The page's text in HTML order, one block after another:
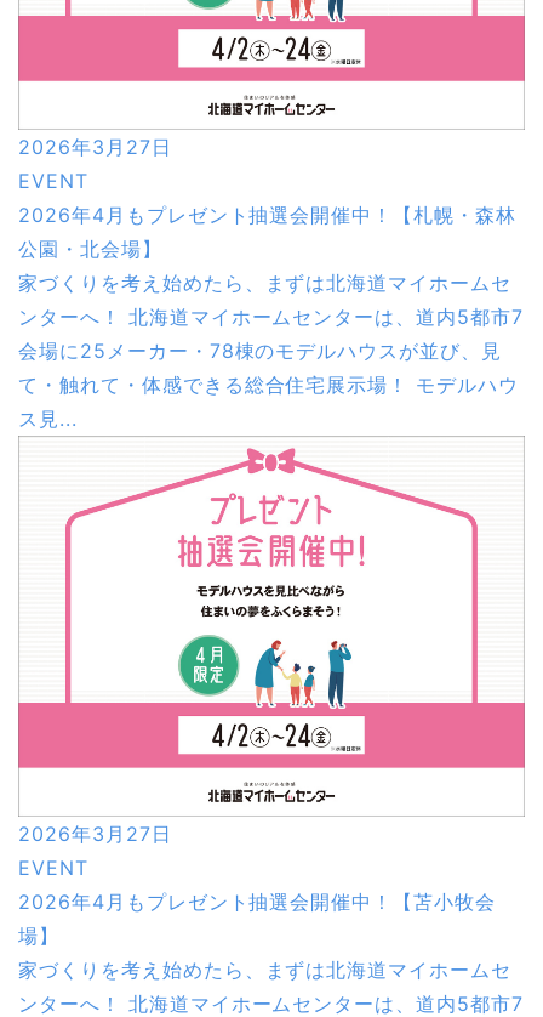
2026年3月27日
EVENT
2026年4月もプレゼント抽選会開催中！【札幌・森林
公園・北会場】
家づくりを考え始めたら、まずは北海道マイホームセ
ンターへ！ 北海道マイホームセンターは、道内5都市7
会場に25メーカー・78棟のモデルハウスが並び、見
て・触れて・体感できる総合住宅展示場！ モデルハウ
ス見...
2026年3月27日
EVENT
2026年4月もプレゼント抽選会開催中！【苫小牧会
場】
家づくりを考え始めたら、まずは北海道マイホームセ
ンターへ！ 北海道マイホームセンターは、道内5都市7